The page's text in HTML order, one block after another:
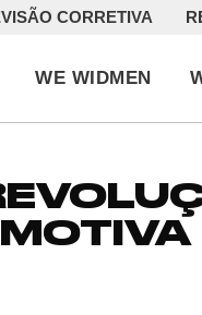
CORRETIVA
WE WIDMEN